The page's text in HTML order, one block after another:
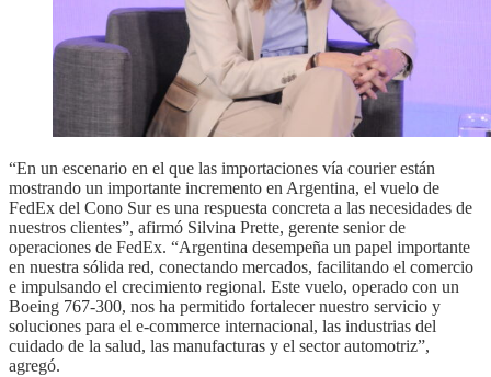
“En un escenario en el que las importaciones vía courier están
mostrando un importante incremento en Argentina, el vuelo de
FedEx del Cono Sur es una respuesta concreta a las necesidades de
nuestros clientes”, afirmó Silvina Prette, gerente senior de
operaciones de FedEx. “Argentina desempeña un papel importante
en nuestra sólida red, conectando mercados, facilitando el comercio
e impulsando el crecimiento regional. Este vuelo, operado con un
Boeing 767-300, nos ha permitido fortalecer nuestro servicio y
soluciones para el e-commerce internacional, las industrias del
cuidado de la salud, las manufacturas y el sector automotriz”,
agregó.